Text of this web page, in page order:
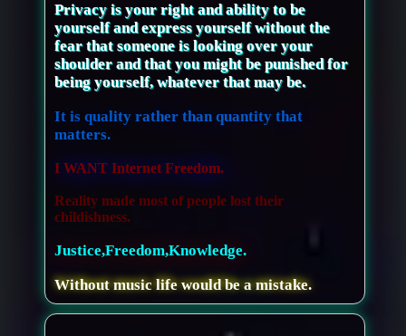
Privacy is your right and ability to be
yourself and express yourself without the
fear that someone is looking over your
shoulder and that you might be punished for
being yourself, whatever that may be.
It is quality rather than quantity that
matters.
I WANT Internet Freedom.
Reality made most of people lost their
childishness.
Justice,Freedom,Knowledge.
Without music life would be a mistake.